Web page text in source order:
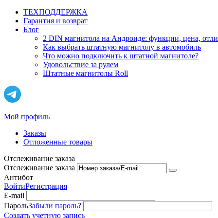
ТЕХПОДДЕРЖКА
Гарантия и возврат
Блог
2 DIN магнитола на Андроиде: функции, цена,
Как выбрать штатную магнитолу в автомобиль
Что можно подключить к штатной магнитоле?
Удовольствие за рулем
Штатные магнитолы Roll
Мой профиль
Заказы
Отложенные товары
Отслеживание заказа
Отслеживание заказа
Антибот
ВойтиРегистрация
E-mail
ПарольЗабыли пароль?
Создать учетную запись